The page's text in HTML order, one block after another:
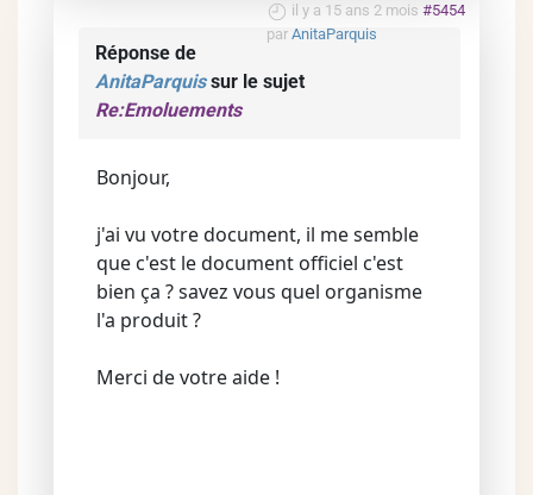
il y a 15 ans 2 mois #5454
par AnitaParquis
Réponse de
AnitaParquissur le sujet
Re:Emoluements
Bonjour,
j'ai vu votre document, il me semble
que c'est le document officiel c'est
bien ça ? savez vous quel organisme
l'a produit ?
Merci de votre aide !